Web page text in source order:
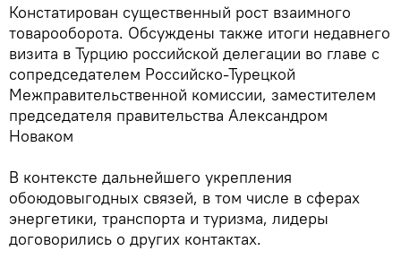
Констатирован существенный рост взаимного
товарооборота. Обсуждены также итоги недавнего
визита в Турцию российской делегации во главе с
сопредседателем Российско-Турецкой
Межправительственной комиссии, заместителем
председателя правительства Александром
Новаком
В контексте дальнейшего укрепления
обоюдовыгодных связей, в том числе в сферах
энергетики, транспорта и туризма, лидеры
договорились о других контактах.